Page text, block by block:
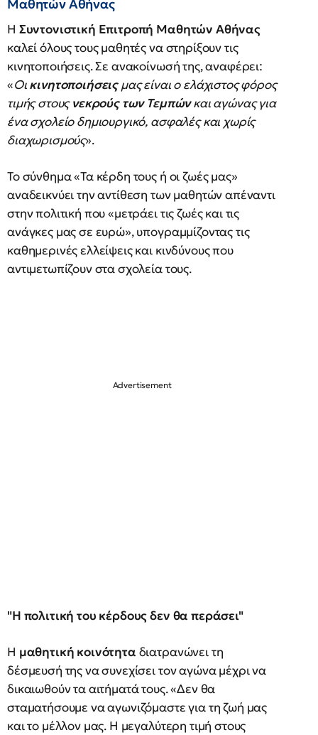
Μαθητών Αθήνας
Η Συντονιστική Επιτροπή Μαθητών Αθήνας
καλεί όλους τους μαθητές να στηρίξουν τις
κινητοποιήσεις. Σε ανακοίνωσή της, αναφέρει:
«Οικινητοποιήσειςμας είναι ο ελάχιστος φόρος
τιμής στουςνεκρούς των Τεμπώνκαι αγώνας για
ένα σχολείο δημιουργικό, ασφαλές και χωρίς
διαχωρισμούς».
Το σύνθημα «Τα κέρδη τους ή οι ζωές μας»
αναδεικνύει την αντίθεση των μαθητών απέναντι
στην πολιτική που «μετράει τις ζωές και τις
ανάγκες μας σε ευρώ», υπογραμμίζοντας τις
καθημερινές ελλείψεις και κινδύνους που
αντιμετωπίζουν στα σχολεία τους.
"Η πολιτική του κέρδους δεν θα περάσει"
Η μαθητική κοινότητα διατρανώνει τη
δέσμευσή της να συνεχίσει τον αγώνα μέχρι να
δικαιωθούν τα αιτήματά τους. «Δεν θα
σταματήσουμε να αγωνιζόμαστε για τη ζωή μας
και το μέλλον μας. Η μεγαλύτερη τιμή στους